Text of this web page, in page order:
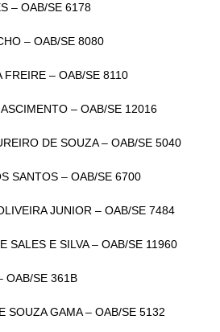
– OAB/SE 6178
– OAB/SE 8080
FREIRE – OAB/SE 8110
– OAB/SE 12016
DE SOUZA – OAB/SE 5040
SANTOS – OAB/SE 6700
JUNIOR – OAB/SE 7484
SALES E SILVA – OAB/SE 11960
OAB/SE 361B
SOUZA GAMA – OAB/SE 5132